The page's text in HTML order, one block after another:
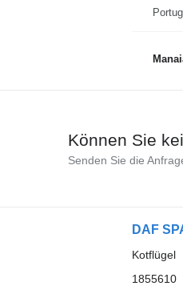
Können Sie
Senden Sie die
DAF
Kotflügel
1855610